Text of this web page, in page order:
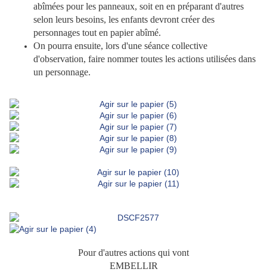
abîmées pour les panneaux, soit en en préparant d'autres
selon leurs besoins, les enfants devront créer des
personnages tout en papier abîmé.
On pourra ensuite, lors d'une séance collective
d'observation, faire nommer toutes les actions utilisées dans
un personnage.
Pour d'autres actions qui vont
EMBELLIR